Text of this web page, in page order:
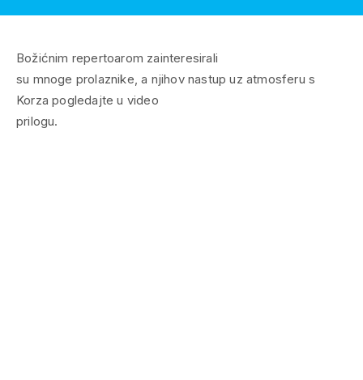
Božićnim repertoarom zainteresirali
su mnoge prolaznike, a njihov nastup uz atmosferu s
Korza pogledajte u video
prilogu.